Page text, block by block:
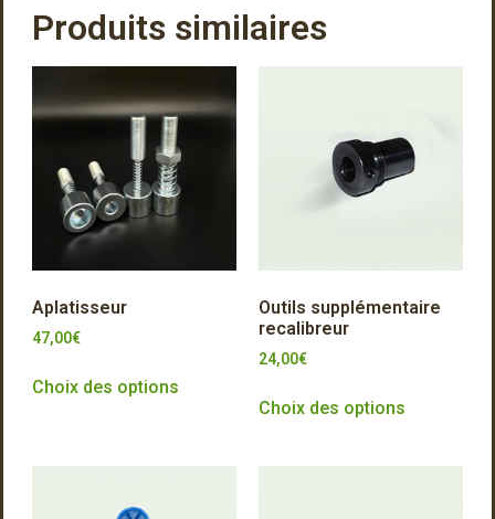
Produits similaires
Aplatisseur
47,00€
Choix des options
Outils supplémentaire
recalibreur
24,00€
Choix des options